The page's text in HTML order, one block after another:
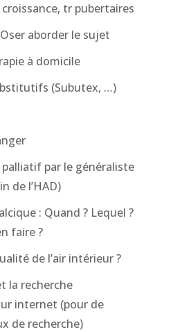
tr pubertaires
aborder le sujet
à domicile
(Subutex, …)
par le généraliste
de l’HAD)
: Quand ? Lequel ?
faire ?
de l’air intérieur ?
la recherche
internet (pour de
de recherche)